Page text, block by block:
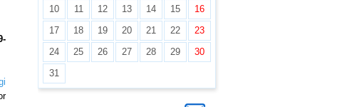
10
11 12 13 14 15
16
17
18 19 20 21 22
23
24
25 26 27 28 29
30
31